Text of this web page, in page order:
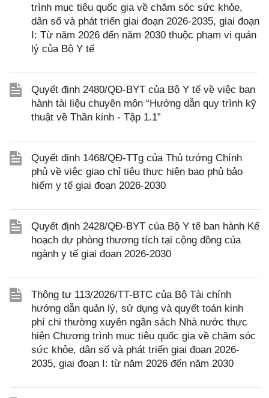
trình mục tiêu quốc gia về chăm sóc sức khỏe,
dân số và phát triển giai đoạn 2026-2035, giai đoạn
I: Từ năm 2026 đến năm 2030 thuộc phạm vi quản
lý của Bộ Y tế
Quyết định 2480/QĐ-BYT của Bộ Y tế về việc ban
hành tài liệu chuyên môn “Hướng dẫn quy trình kỹ
thuật về Thần kinh - Tập 1.1”
Quyết định 1468/QĐ-TTg của Thủ tướng Chính
phủ về việc giao chỉ tiêu thực hiện bao phủ bảo
hiểm y tế giai đoạn 2026-2030
Quyết định 2428/QĐ-BYT của Bộ Y tế ban hành Kế
hoạch dự phòng thương tích tại cộng đồng của
ngành y tế giai đoạn 2026-2030
Thông tư 113/2026/TT-BTC của Bộ Tài chính
hướng dẫn quản lý, sử dụng và quyết toán kinh
phí chi thường xuyên ngân sách Nhà nước thực
hiện Chương trình mục tiêu quốc gia về chăm sóc
sức khỏe, dân số và phát triển giai đoạn 2026-
2035, giai đoạn I: từ năm 2026 đến năm 2030